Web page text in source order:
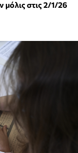
μόλις στις 2/1/26